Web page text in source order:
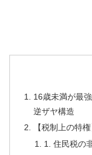
16歳未満が最
逆ザヤ構造
【税制上の特
1. 住民税の